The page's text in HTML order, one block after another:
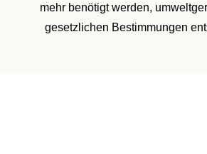
mehr benötigt werden,
gesetzlichen Bestimmungen